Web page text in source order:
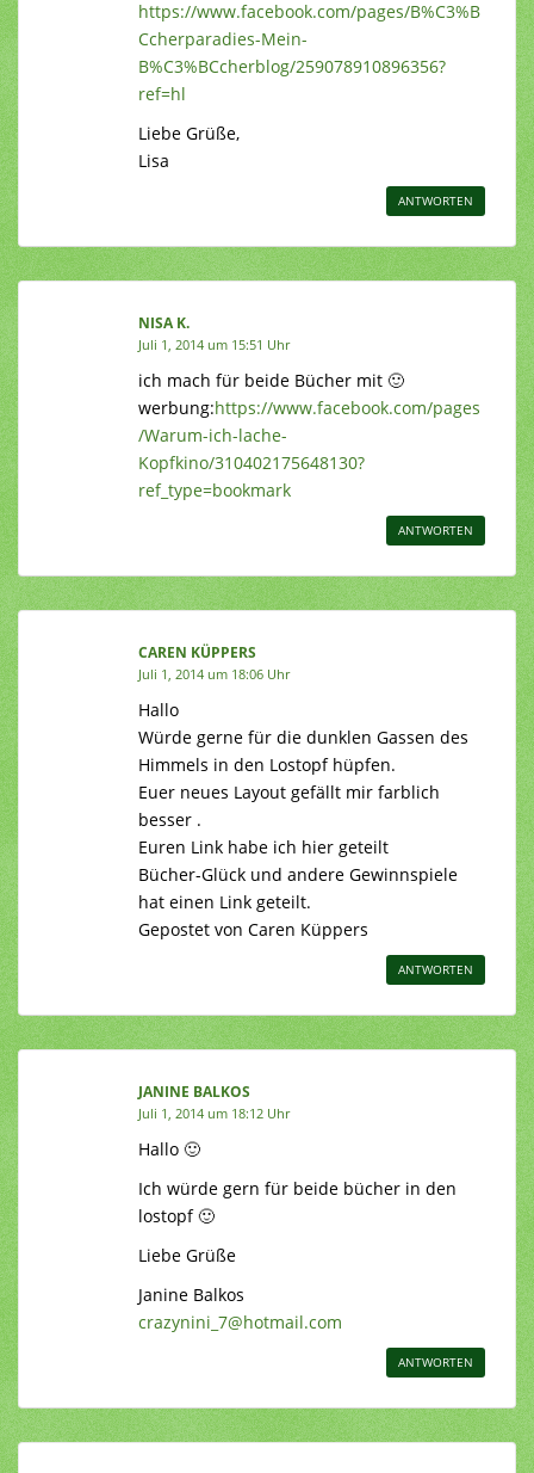
https://www.facebook.com/pages/B%C3%B
Ccherparadies-Mein-
B%C3%BCcherblog/259078910896356?
ref=hl
Liebe Grüße,
Lisa
ANTWORTEN
NISA K.
Juli 1, 2014 um 15:51 Uhr
ich mach für beide Bücher mit 🙂
werbung:https://www.facebook.com/pages
/Warum-ich-lache-
Kopfkino/310402175648130?
ref_type=bookmark
ANTWORTEN
CAREN KÜPPERS
Juli 1, 2014 um 18:06 Uhr
Hallo
Würde gerne für die dunklen Gassen des
Himmels in den Lostopf hüpfen.
Euer neues Layout gefällt mir farblich
besser .
Euren Link habe ich hier geteilt
Bücher-Glück und andere Gewinnspiele
hat einen Link geteilt.
Gepostet von Caren Küppers
ANTWORTEN
JANINE BALKOS
Juli 1, 2014 um 18:12 Uhr
Hallo 🙂
Ich würde gern für beide bücher in den
lostopf 🙂
Liebe Grüße
Janine Balkos
crazynini_7@hotmail.com
ANTWORTEN